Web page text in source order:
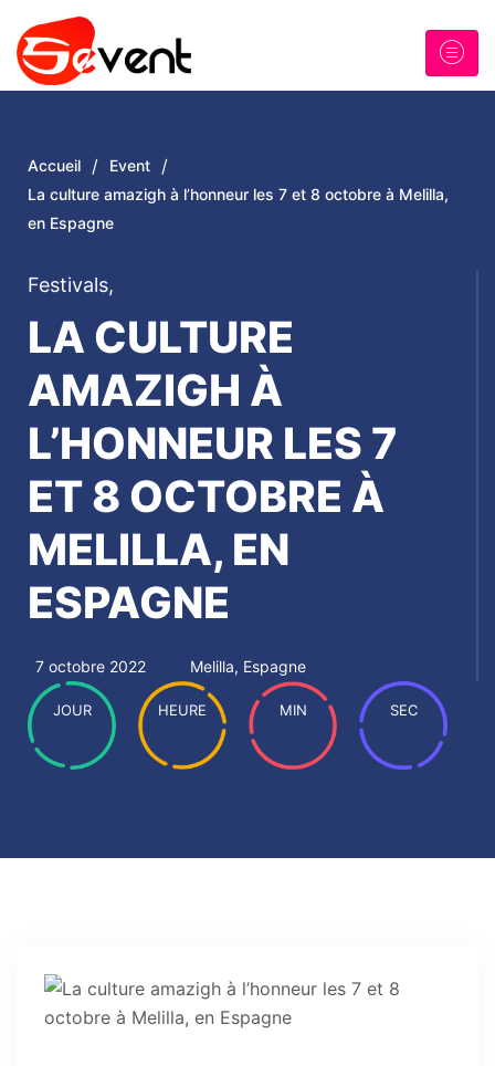
Accueil / Event /
La culture amazigh à l’honneur les 7 et 8 octobre à Melilla,
en Espagne
Festivals,
LA CULTURE
AMAZIGH À
L’HONNEUR LES 7
ET 8 OCTOBRE À
MELILLA, EN
ESPAGNE
7 octobre 2022 Melilla, Espagne
JOUR HEURE MIN SEC